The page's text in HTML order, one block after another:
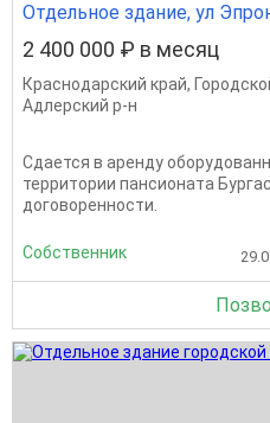
Отдельное здание, ул
2 400 000 ₽ в месяц
Краснодарский край,
Адлерский р-н
Сдается в аренду
территории пансионата
договоренности.
Собственник